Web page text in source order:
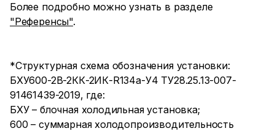
Более подробно можно узнать в разделе
"Референсы".
*Структурная схема обозначения установки:
БХУ600-2В-2КК-2ИК-R134a-У4 ТУ28.25.13-007-
91461439-2019, где:
БХУ – блочная холодильная установка;
600 – суммарная холодопроизводительность